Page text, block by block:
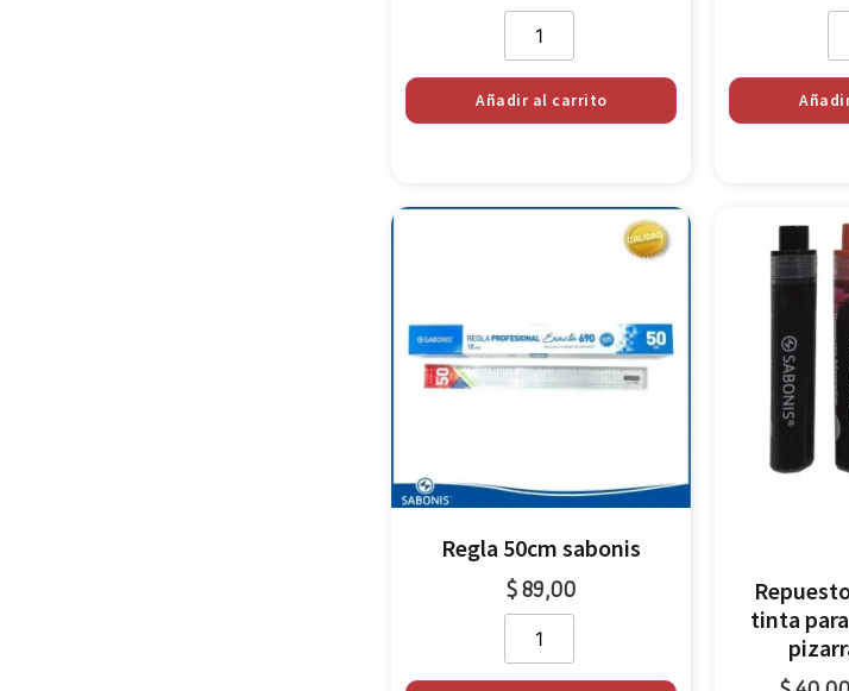
Añadir al carrito
Regla 50cm sabonis
$89,00
tinta